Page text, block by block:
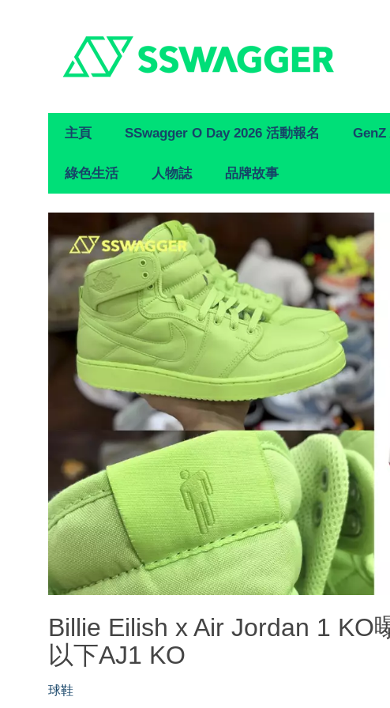
Primary
Navigation
主頁 SSwagger O Day 2026 活動報名 GenZ
綠色生活 人物誌 品牌故事
Billie Eilish x Air Jordan 1 KO
以下AJ1 KO
球鞋